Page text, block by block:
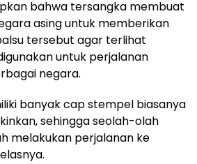
bahwa tersangka membuat
asing untuk memberikan
tersebut agar terlihat
untuk perjalanan
negara.
banyak cap stempel biasanya
sehingga seolah-olah
melakukan perjalanan ke